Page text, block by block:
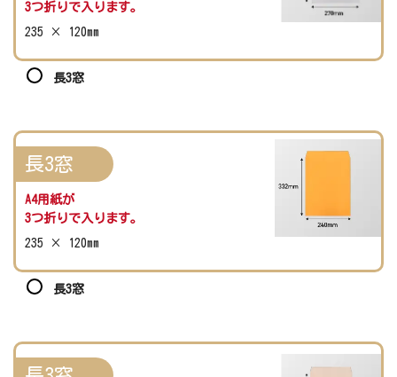
3つ折りで入ります。
235 × 120mm
長3窓
長3窓
A4用紙が
3つ折りで入ります。
235 × 120mm
長3窓